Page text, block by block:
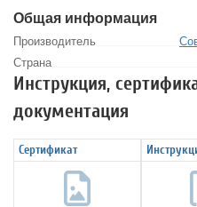
Общая информация
Производитель
Страна
Инструкция,
документация
Сертификат